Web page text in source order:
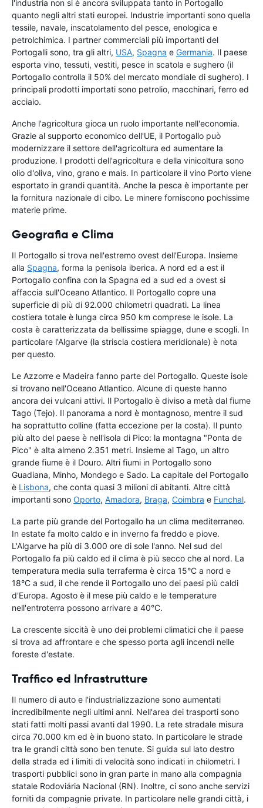
l'industria non si è ancora sviluppata tanto in Portogallo
quanto negli altri stati europei. Industrie importanti sono quella
tessile, navale, inscatolamento del pesce, enologica e
petrolchimica. I partner commerciali più importanti del
Portogalli sono, tra gli altri, USA, Spagna e Germania. Il paese
esporta vino, tessuti, vestiti, pesce in scatola e sughero (il
Portogallo controlla il 50% del mercato mondiale di sughero). I
principali prodotti importati sono petrolio, macchinari, ferro ed
acciaio.
Anche l'agricoltura gioca un ruolo importante nell'economia.
Grazie al supporto economico dell'UE, il Portogallo può
modernizzare il settore dell'agricoltura ed aumentare la
produzione. I prodotti dell'agricoltura e della vinicoltura sono
olio d'oliva, vino, grano e mais. In particolare il vino Porto viene
esportato in grandi quantità. Anche la pesca è importante per
la fornitura nazionale di cibo. Le minere forniscono pochissime
materie prime.
Geografia e Clima
Il Portogallo si trova nell'estremo ovest dell'Europa. Insieme
alla Spagna, forma la penisola iberica. A nord ed a est il
Portogallo confina con la Spagna ed a sud ed a ovest si
affaccia sull'Oceano Atlantico. Il Portogallo copre una
superficie di più di 92.000 chilometri quadrati. La linea
costiera totale è lunga circa 950 km comprese le isole. La
costa è caratterizzata da bellissime spiagge, dune e scogli. In
particolare l'Algarve (la striscia costiera meridionale) è nota
per questo.
Le Azzorre e Madeira fanno parte del Portogallo. Queste isole
si trovano nell'Oceano Atlantico. Alcune di queste hanno
ancora dei vulcani attivi. Il Portogallo è diviso a metà dal fiume
Tago (Tejo). Il panorama a nord è montagnoso, mentre il sud
ha soprattutto colline (fatta eccezione per la costa). Il punto
più alto del paese è nell'isola di Pico: la montagna "Ponta de
Pico" è alta almeno 2.351 metri. Insieme al Tago, un altro
grande fiume è il Douro. Altri fiumi in Portogallo sono
Guadiana, Minho, Mondego e Sado. La capitale del Portogallo
è Lisbona, che conta quasi 3 milioni di abitanti. Altre città
importanti sono Oporto, Amadora, Braga, Coimbra e Funchal.
La parte più grande del Portogallo ha un clima mediterraneo.
In estate fa molto caldo e in inverno fa freddo e piove.
L'Algarve ha più di 3.000 ore di sole l'anno. Nel sud del
Portogallo fa più caldo ed il clima è più secco che al nord. La
temperatura media sulla terraferma è circa 15°C a nord e
18°C a sud, il che rende il Portogallo uno dei paesi più caldi
d'Europa. Agosto è il mese più caldo e le temperature
nell'entroterra possono arrivare a 40°C.
La crescente siccità è uno dei problemi climatici che il paese
si trova ad affrontare e che spesso porta agli incendi nelle
foreste d'estate.
Traffico ed Infrastrutture
Il numero di auto e l'industrializzazione sono aumentati
incredibilmente negli ultimi anni. Nell'area dei trasporti sono
stati fatti molti passi avanti dal 1990. La rete stradale misura
circa 70.000 km ed è in buono stato. In particolare le strade
tra le grandi città sono ben tenute. Si guida sul lato destro
della strada ed i limiti di velocità sono indicati in chilometri. I
trasporti pubblici sono in gran parte in mano alla compagnia
statale Rodoviária Nacional (RN). Inoltre, ci sono anche servizi
forniti da compagnie private. In particolare nelle grandi città, i